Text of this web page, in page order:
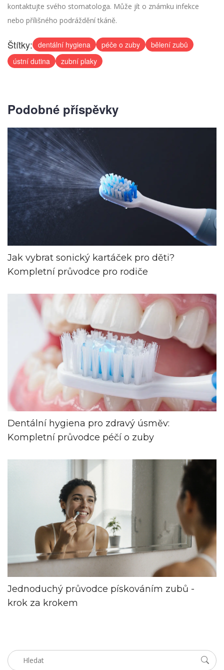
kontaktujte svého stomatologa. Může jít o známku infekce
nebo přílišného podráždění tkáně.
Štítky: dentální hygiena péče o zuby
bělení zubů
ústní dutina
zubní plaky
Podobné příspěvky
Jak vybrat sonický kartáček pro děti?
Kompletní průvodce pro rodiče
Dentální hygiena pro zdravý úsměv:
Kompletní průvodce péčí o zuby
Jednoduchý průvodce pískováním zubů -
krok za krokem